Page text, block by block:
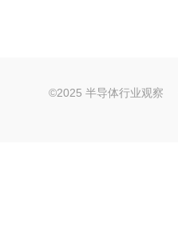
©2025 半导体行业观察